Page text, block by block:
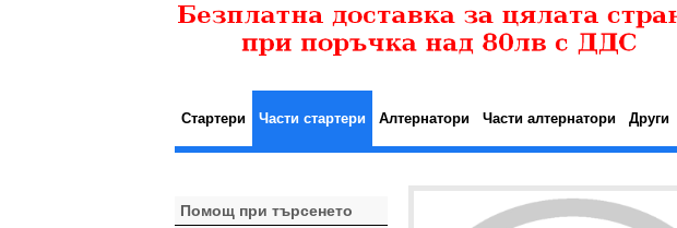
Стартери Части стартери Алтернатори Части алтернатори Други
Помощ при търсенето